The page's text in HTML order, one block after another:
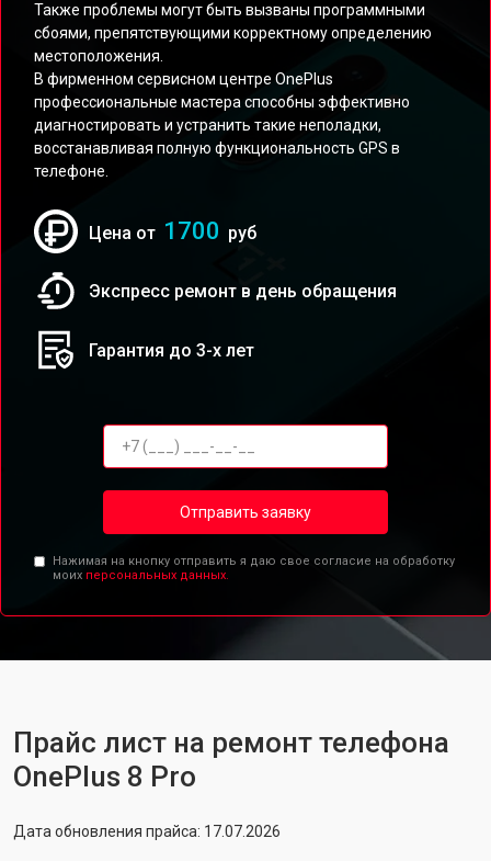
Также проблемы могут быть вызваны программными
сбоями, препятствующими корректному определению
местоположения.
В фирменном сервисном центре OnePlus
профессиональные мастера способны эффективно
диагностировать и устранить такие неполадки,
восстанавливая полную функциональность GPS в
телефоне.
Цена от 1700 руб
Экспресс ремонт в день обращения
Гарантия до 3-х лет
Отправить заявку
Нажимая на кнопку отправить я даю свое согласие на обработку
моих персональных данных.
Прайс лист на ремонт телефона
OnePlus 8 Pro
Дата обновления прайса: 17.07.2026